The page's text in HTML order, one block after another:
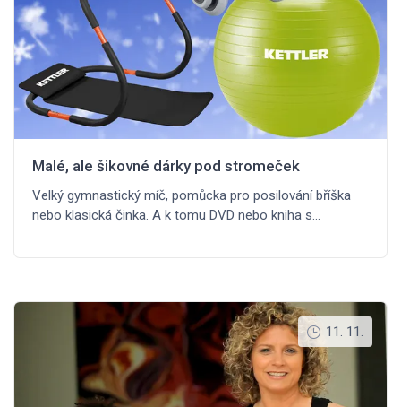
Malé, ale šikovné dárky pod stromeček
Velký gymnastický míč, pomůcka pro posilování bříška
nebo klasická činka. A k tomu DVD nebo kniha s…
11. 11.